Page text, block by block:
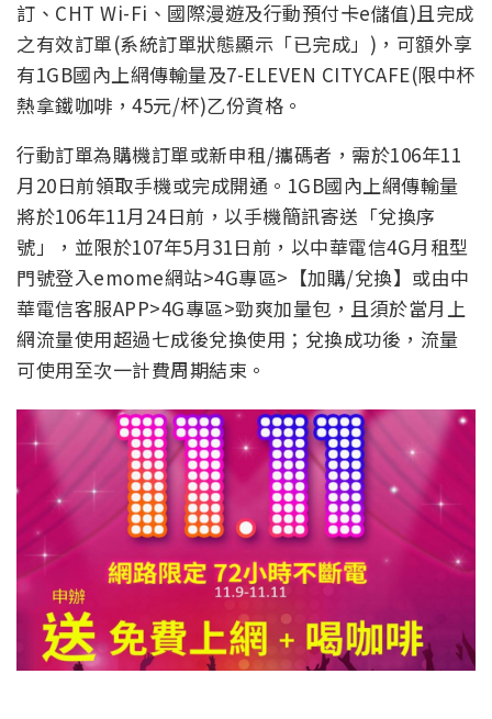
訂、CHT Wi-Fi、國際漫遊及行動預付卡e儲值)且完成
之有效訂單(系統訂單狀態顯示「已完成」)，可額外享
有1GB國內上網傳輸量及7-ELEVEN CITYCAFE(限中杯
熱拿鐵咖啡，45元/杯)乙份資格。
行動訂單為購機訂單或新申租/攜碼者，需於106年11
月20日前領取手機或完成開通。1GB國內上網傳輸量
將於106年11月24日前，以手機簡訊寄送「兌換序
號」，並限於107年5月31日前，以中華電信4G月租型
門號登入emome網站>4G專區>【加購/兌換】或由中
華電信客服APP>4G專區>勁爽加量包，且須於當月上
網流量使用超過七成後兌換使用；兌換成功後，流量
可使用至次一計費周期結束。